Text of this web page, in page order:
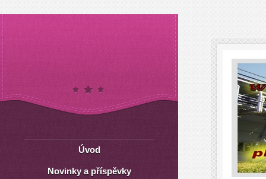
Úvod
Novinky a příspěvky